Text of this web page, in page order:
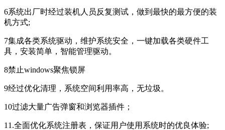
6系统出厂时经过装机人员反复测试，做到最快的最方便的装
机方式;
7集成各类系统驱动，维护系统安全，一键加载各类硬件工
具，安装简单，智能管理驱动。
8禁止windows聚焦锁屏
9经过优化清理，系统空间利用率高，无垃圾。
10过滤大量广告弹窗和浏览器插件；
11.全面优化系统注册表，保证用户使用系统时的优良体验;